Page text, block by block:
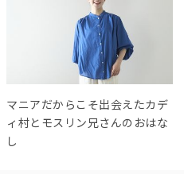
マニアだからこそ出会えたカデ
ィ村とモスリン兄さんのおはな
し